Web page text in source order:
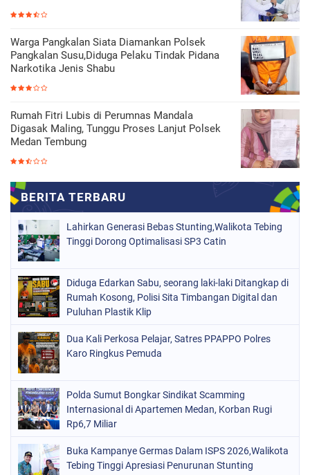
Warga Pangkalan Siata Diamankan Polsek
Pangkalan Susu,Diduga Pelaku Tindak Pidana
Narkotika Jenis Shabu
Rumah Fitri Lubis di Perumnas Mandala
Digasak Maling, Tunggu Proses Lanjut Polsek
Medan Tembung
Lahirkan Generasi Bebas Stunting,Walikota Tebing
Tinggi Dorong Optimalisasi SP3 Catin
Diduga Edarkan Sabu, seorang laki-laki Ditangkap di
Rumah Kosong, Polisi Sita Timbangan Digital dan
Puluhan Plastik Klip
Dua Kali Perkosa Pelajar, Satres PPAPPO Polres
Karo Ringkus Pemuda
Polda Sumut Bongkar Sindikat Scamming
Internasional di Apartemen Medan, Korban Rugi
Rp6,7 Miliar
Buka Kampanye Germas Dalam ISPS 2026,Walikota
Tebing Tinggi Apresiasi Penurunan Stunting